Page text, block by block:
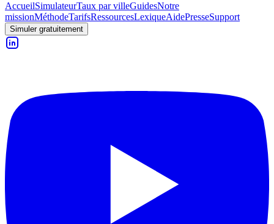
AccueilSimulateurTaux par villeGuidesNotre
missionMéthodeTarifsRessourcesLexiqueAidePresseSupport
Simuler gratuitement